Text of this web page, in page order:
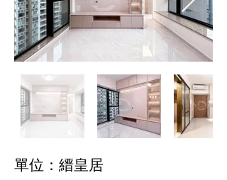
單位：縉皇居